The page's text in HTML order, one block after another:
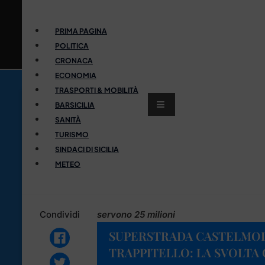
PRIMA PAGINA
POLITICA
CRONACA
ECONOMIA
TRASPORTI & MOBILITÀ
BARSICILIA
SANITÀ
TURISMO
SINDACI DI SICILIA
METEO
Condividi servono 25 milioni
SUPERSTRADA
TRAPPITELLO: LA SVOLTA